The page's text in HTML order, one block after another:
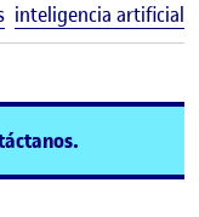
inteligencia artificial